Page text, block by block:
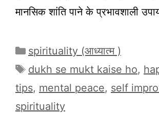
मानसिक शांति पाने के प्रभावशाली
Categories
spirituality (आध्यात्म )
Tags
dukh se mukt kaise ho,
tips, mental peace, self
spirituality